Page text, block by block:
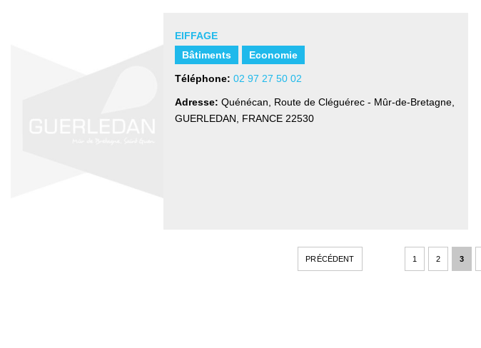
EIFFAGE
Bâtiments
Economie
Téléphone: 02 97 27 50 02
Adresse: Quénécan, Route de Cléguérec - Mûr-de-Bretagne,
GUERLEDAN, FRANCE 22530
PRÉCÉDENT 1 2 3